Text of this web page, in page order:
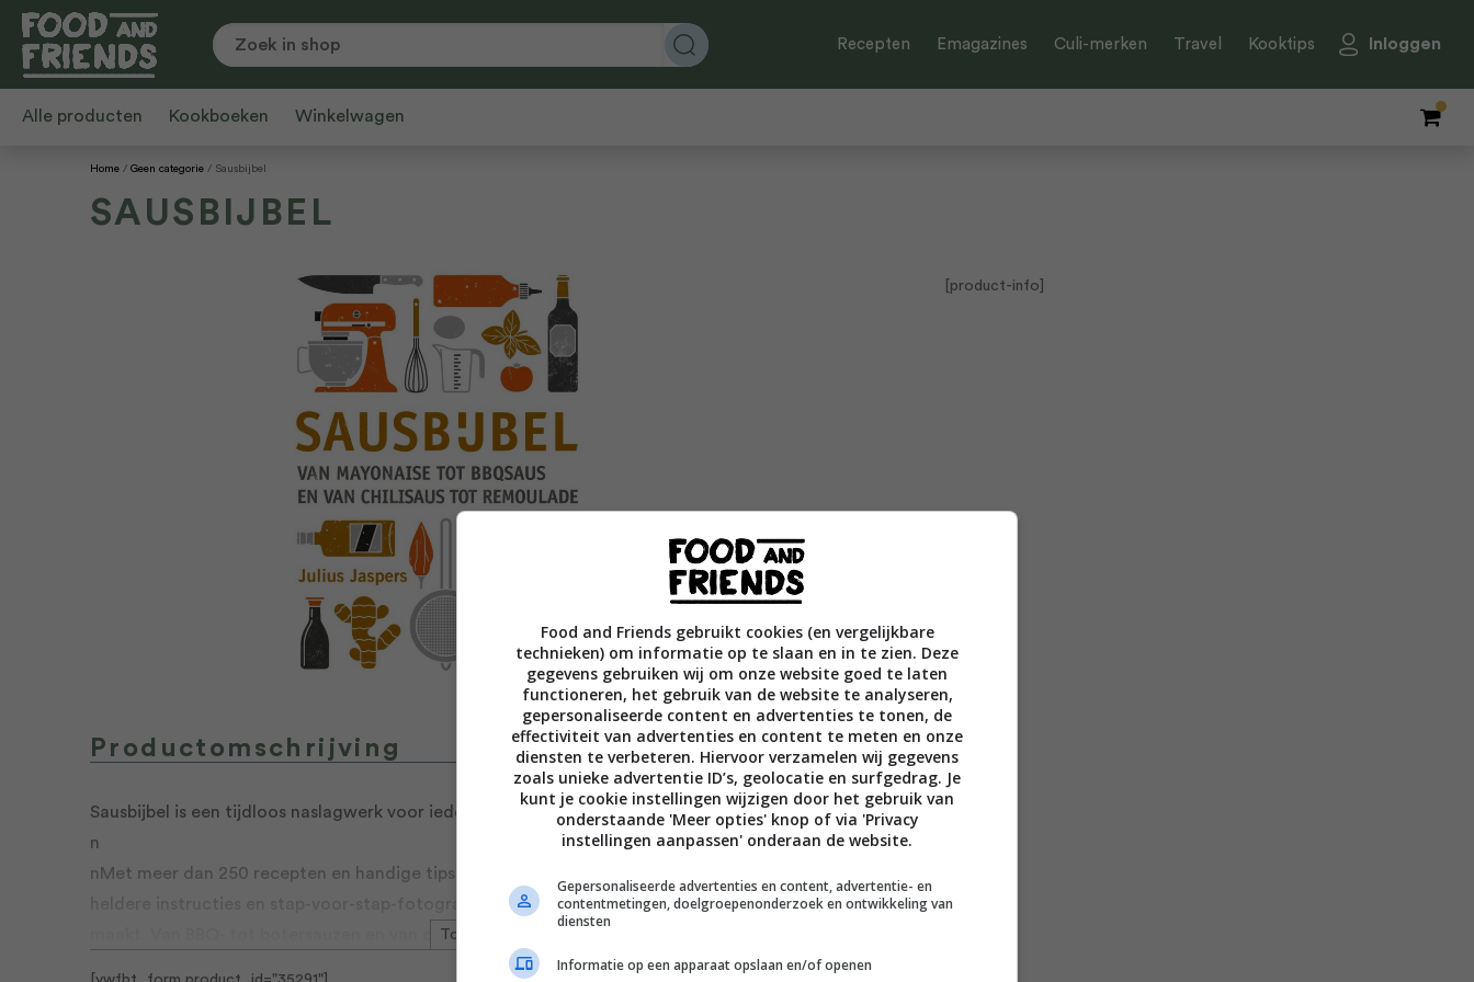
Recepten Emagazines Culi-merken Travel Kooktips Inloggen
Alle producten Kookboeken Winkelwagen
Home Geen categorie Sausbijbel
SAUSBIJBEL
Productomschrijving
Sausbijbel is een tijdloos naslagwerk voor iedereen die graag in de keuken staat.
n
nMet meer dan 250 recepten en handige tips laat Julius Jaspers in Sausbijbel aan de hand van
heldere instructies en stap-voor-stap-fotografie zien hoe zelf de beste sauzen en smaakmakers
maakt. Van BBQ- tot botersauzen en van dressings, olies en vinaigrettes tot aan sauzen met of
voor bij groente, vlees, vis en schaal- en schelpdieren. En natuurlijk sauzen op basis van
Toon meer
[product-info]
Food and Friends gebruikt cookies (en vergelijkbare
technieken) om informatie op te slaan en in te zien. Deze
gegevens gebruiken wij om onze website goed te laten
functioneren, het gebruik van de website te analyseren,
gepersonaliseerde content en advertenties te tonen, de
effectiviteit van advertenties en content te meten en onze
diensten te verbeteren. Hiervoor verzamelen wij gegevens
zoals unieke advertentie ID’s, geolocatie en surfgedrag. Je
kunt je cookie instellingen wijzigen door het gebruik van
onderstaande 'Meer opties' knop of via 'Privacy
instellingen aanpassen' onderaan de website.
Gepersonaliseerde advertenties en content, advertentie- en
contentmetingen, doelgroepenonderzoek en ontwikkeling van
diensten
Informatie op een apparaat opslaan en/of openen